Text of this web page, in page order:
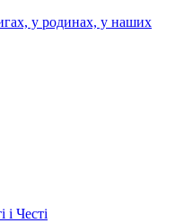
у родинах, у наших
Честі